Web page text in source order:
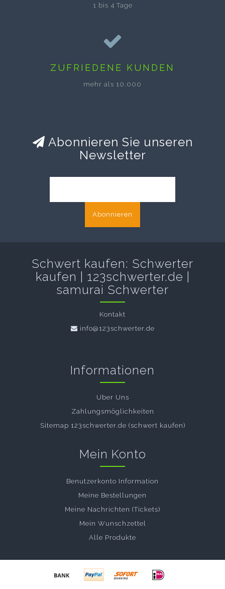
1 bis 4 Tage
ZUFRIEDENE KUNDEN
mehr als 10.000
Abonnieren Sie unseren
Newsletter
Abonnieren
Schwert kaufen: Schwerter
kaufen | 123schwerter.de |
samurai Schwerter
Kontakt
info@123schwerter.de
Informationen
Uber Uns
Zahlungsmöglichkeiten
Sitemap 123schwerter.de (schwert kaufen)
Mein Konto
Benutzerkonto Information
Meine Bestellungen
Meine Nachrichten (Tickets)
Mein Wunschzettel
Alle Produkte